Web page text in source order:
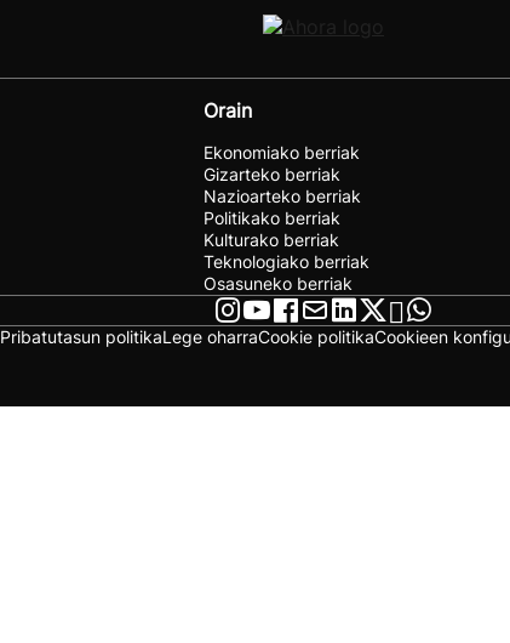
Orain
Ekonomiako berriak
Gizarteko berriak
Nazioarteko berriak
Politikako berriak
Kulturako berriak
Teknologiako berriak
Osasuneko berriak
Pribatutasun politikaLege oharraCookie politikaCookieen